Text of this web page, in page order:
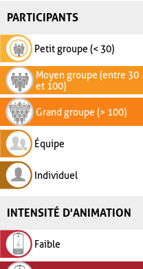
PARTICIPANTS
Petit groupe (< 30)
Moyen groupe (entre 30
et 100)
Grand groupe (> 100)
Équipe
Individuel
INTENSITÉ D'ANIMATION
Faible